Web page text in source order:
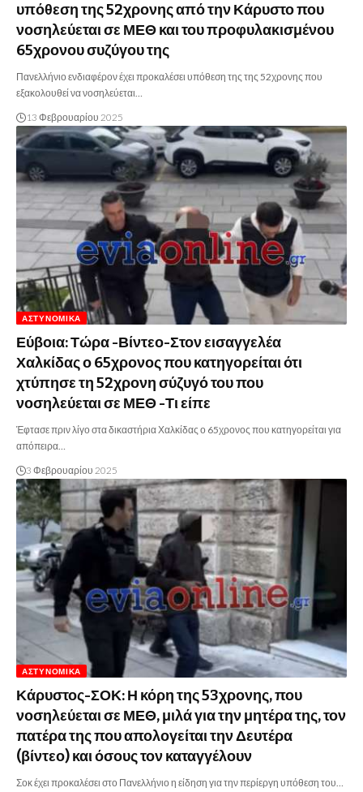
υπόθεση της 52χρονης από την Κάρυστο που
νοσηλεύεται σε ΜΕΘ και του προφυλακισμένου
65χρονου συζύγου της
Πανελλήνιο ενδιαφέρον έχει προκαλέσει υπόθεση της της 52χρονης που
εξακολουθεί να νοσηλεύεται…
13 Φεβρουαρίου 2025
ΑΣΤΥΝΟΜΙΚΆ
Εύβοια: Τώρα -Βίντεο-Στον εισαγγελέα
Χαλκίδας ο 65χρονος που κατηγορείται ότι
χτύπησε τη 52χρονη σύζυγό του που
νοσηλεύεται σε ΜΕΘ -Τι είπε
Έφτασε πριν λίγο στα δικαστήρια Χαλκίδας ο 65χρονος που κατηγορείται για
απόπειρα…
3 Φεβρουαρίου 2025
ΑΣΤΥΝΟΜΙΚΆ
Κάρυστος-ΣΟΚ: Η κόρη της 53χρονης, που
νοσηλεύεται σε ΜΕΘ, μιλά για την μητέρα της, τον
πατέρα της που απολογείται την Δευτέρα
(βίντεο) και όσους τον καταγγέλουν
Σοκ έχει προκαλέσει στο Πανελλήνιο η είδηση για την περίεργη υπόθεση του…